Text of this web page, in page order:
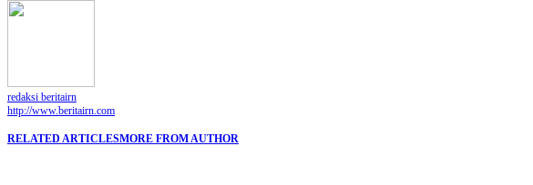
redaksi beritairn
http://www.beritairn.com
RELATED ARTICLESMORE FROM AUTHOR